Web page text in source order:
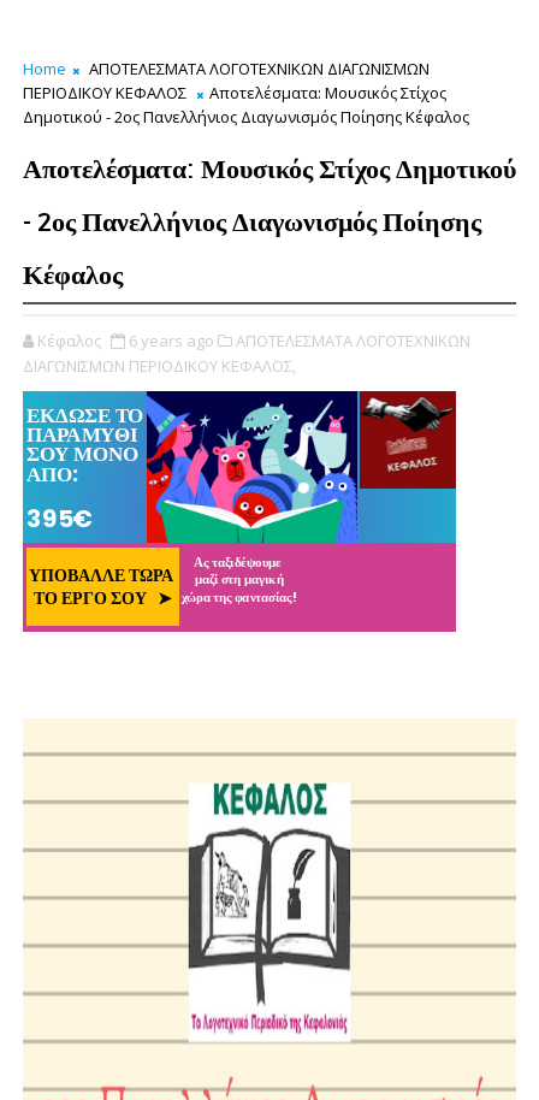
Home
ΑΠΟΤΕΛΕΣΜΑΤΑ ΛΟΓΟΤΕΧΝΙΚΩΝ ΔΙΑΓΩΝΙΣΜΩΝ
ΠΕΡΙΟΔΙΚΟΥ ΚΕΦΑΛΟΣ
Αποτελέσματα: Μουσικός Στίχος
Δημοτικού - 2ος Πανελλήνιος Διαγωνισμός Ποίησης Κέφαλος
Αποτελέσματα: Μουσικός Στίχος Δημοτικού
- 2ος Πανελλήνιος Διαγωνισμός Ποίησης
Κέφαλος
Κέφαλος 6 years ago
ΑΠΟΤΕΛΕΣΜΑΤΑ ΛΟΓΟΤΕΧΝΙΚΩΝ
ΔΙΑΓΩΝΙΣΜΩΝ ΠΕΡΙΟΔΙΚΟΥ ΚΕΦΑΛΟΣ,